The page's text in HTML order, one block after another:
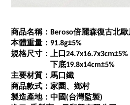
商品名稱：Beroso倍麗森復古北
本體重量：91.8g±5%
規格尺寸：上口24.7x16.7x3cm±5%
下底19.8x14cm±5%
主要材質：馬口鐵
商品款式：家園、鄉村
製造產地：中國(台灣監製)